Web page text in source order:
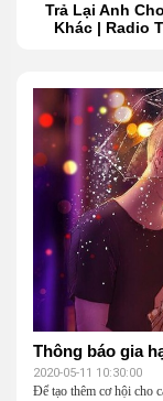
Trả Lại Anh
Khác | Radio
2020-05-11 10:30:00
Để tạo thêm cơ hội cho